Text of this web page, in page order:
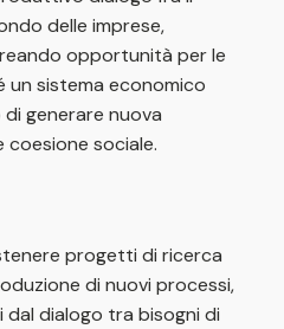
delle imprese,
opportunità per le
un sistema economico
generare nuova
coesione sociale.
progetti di ricerca
di nuovi processi,
dialogo tra bisogni di